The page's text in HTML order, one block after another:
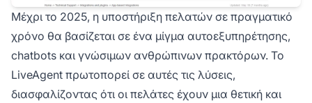
Μέχρι το 2025, η υποστήριξη πελατών σε πραγματικό
χρόνο θα βασίζεται σε ένα μίγμα αυτοεξυπηρέτησης,
chatbots και γνώσιμων ανθρώπινων πρακτόρων. Το
LiveAgent πρωτοπορεί σε αυτές τις λύσεις,
διασφαλίζοντας ότι οι πελάτες έχουν μια θετική και